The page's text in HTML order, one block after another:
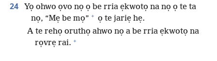
24
Yọ ohwo ọvo nọ ọ be rria ẹkwotọ na nọ ọ te ta
nọ, “Mẹ be mọ” + ọ te jariẹ hẹ.
A te rehọ oruthọ ahwo nọ a be rria ẹkwotọ na
rọvrẹ rai. +